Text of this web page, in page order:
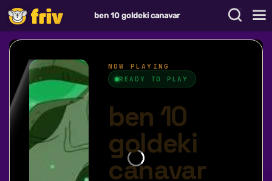
ben 10 goldeki canavar